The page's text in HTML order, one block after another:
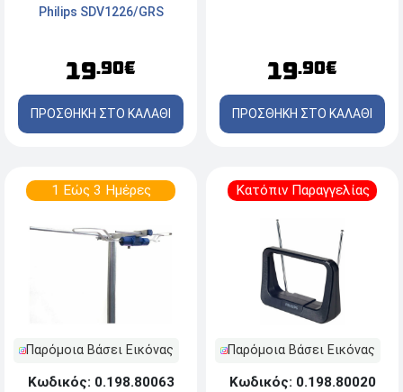
Philips SDV1226/GRS
19.90€
ΠΡΟΣΘΗΚΗ ΣΤΟ ΚΑΛΑΘΙ
19.90€
ΠΡΟΣΘΗΚΗ ΣΤΟ ΚΑΛΑΘΙ
1 Εώς 3 Ημέρες
Παρόμοια Βάσει Εικόνας
Κωδικός: 0.198.80063
Κατόπιν Παραγγελίας
Παρόμοια Βάσει Εικόνας
Κωδικός: 0.198.80020